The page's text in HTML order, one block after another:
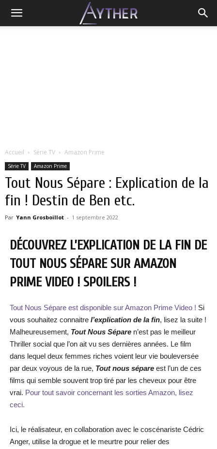
Accueil Série TV Amazon Prime
Série TV Amazon Prime
Tout Nous Sépare : Explication de la
fin ! Destin de Ben etc.
Par Yann Grosboillot - 1 septembre 2022
DÉCOUVREZ L’EXPLICATION DE LA FIN DE
TOUT NOUS SÉPARE SUR AMAZON
PRIME VIDEO ! SPOILERS !
Tout Nous Sépare est disponible sur Amazon Prime Video ! Si
vous souhaitez connaitre l’explication de la fin, lisez la suite !
Malheureusement, Tout Nous Sépare n’est pas le meilleur
Thriller social que l’on ait vu ses dernières années. Le film
dans lequel deux femmes riches voient leur vie bouleversée
par deux voyous de la rue, Tout nous sépare est l’un de ces
films qui semble souvent trop tiré par les cheveux pour être
vrai. Pour tout savoir concernant les sorties Amazon, lisez
ceci.
Ici, le réalisateur, en collaboration avec le coscénariste Cédric
Anger, utilise la drogue et le meurtre pour relier des